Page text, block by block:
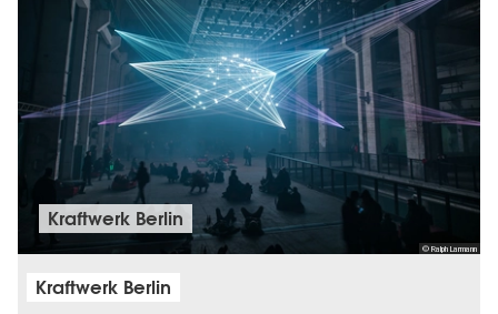
© Ralph Larmann
Kraftwerk Berlin
Kraftwerk Berlin